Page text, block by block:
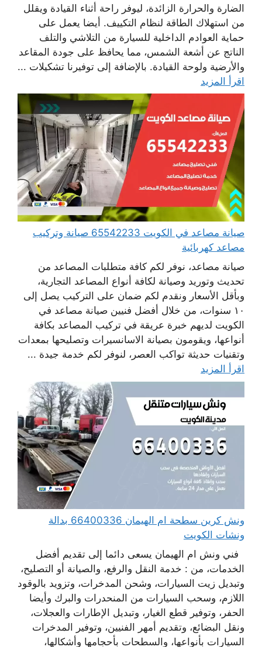
الضارة والحرارة الزائدة، ليوفر راحة أثناء القيادة ويقلل
من استهلاك الطاقة لنظام التكييف. أيضا يعمل على
حماية العوادم الداخلية للسيارة من التلاشي والتلف
الناتج عن أشعة الشمس، مما يحافظ على جودة المقاعد
والأرضية ولوحة القيادة. بالإضافة إلى توفيرنا تشكيلات ...
اقرأ المزيد
صيانة مصاعد في الكويت 65542233 صيانة وتركيب
مصاعد كهربائية
صيانة مصاعد، نوفر لكم كافة متطلبات المصاعد من
تحديث وتوريد وصيانة لكافة أنواع المصاعد التجارية،
وبأقل الأسعار ونقدم لكم ضمان على التركيب يصل إلى
١٠ سنوات، من خلال أفضل فنيين صيانة مصاعد في
الكويت لديهم خبرة عريقة في تركيب المصاعد بكافة
أنواعها، ويقومون بصيانة الاسانسيرات وتصليحها بمعدات
وتقنيات حديثة تواكب العصر، لنوفر لكم خدمة جيدة ...
اقرأ المزيد
ونش كرين سطحة ام الهيمان 66400336 بدالة
ونشات الكويت
فني ونش ام الهيمان يسعى دائما إلى تقديم أفضل
الخدمات، من : خدمة النقل والرفع، والصيانة أو التصليح،
وتبديل زيت السيارات، وشحن المدخرات، وتزويد بالوقود
اللازم، وسحب السيارات من المنحدرات والبرك وأيضا
الحفر، وتوفير قطع الغيار، وتبديل الإطارات والعجلات،
ونقل البضائع، وتقديم أمهر الفنيين، وتوفير المدخرات
السيارات بأنواعها، والسطحات بأحجامها وأشكالها،